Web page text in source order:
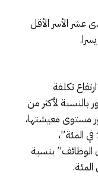
في المئة) لدى عشر الأسر الأقل
تكلفة
بالنسبة لأكثر من
مستوى معيشتها،
و”ظهور احتياجات جديدة” بالنسبة لـ17,7 في المئة”،
بنسبة